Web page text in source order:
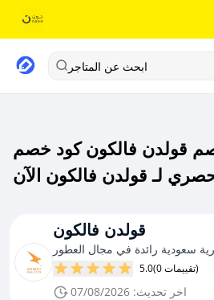
ابحث عن المتاجر
قولدن فالكون كود خصم
قولدن فالكون
سعودية رائدة في مجال العطور
5.0 (0 تقييمات)
اخر تحديث: 07/08/2026